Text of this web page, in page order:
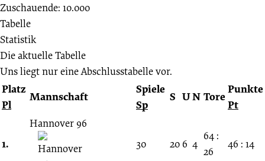
Hannover
96
0:2
25.
Spieltag
Zuschauende: 10.000
Tabelle
Statistik
Die aktuelle Tabelle
Uns liegt nur eine Abschlusstabelle vor.
Platz
Pl
Mannschaft
Spiele
Sp
S UN Tore
Punkte
Pt
1.
Hannover 96
30
20 6 4
64 :
26
46 : 14